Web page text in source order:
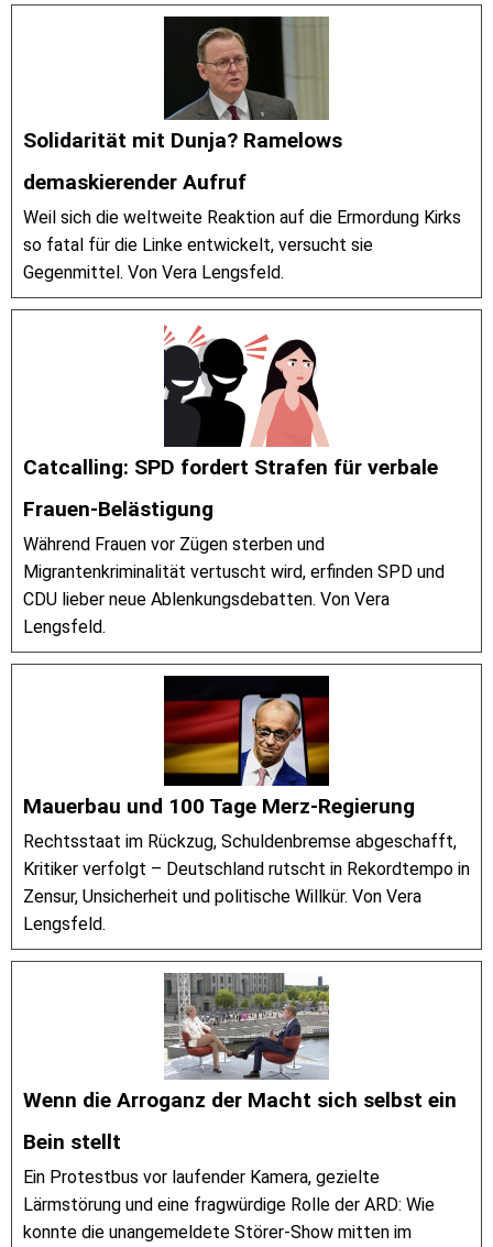
Solidarität mit Dunja? Ramelows
demaskierender Aufruf
Weil sich die weltweite Reaktion auf die Ermordung Kirks
so fatal für die Linke entwickelt, versucht sie
Gegenmittel. Von Vera Lengsfeld.
Catcalling: SPD fordert Strafen für verbale
Frauen-Belästigung
Während Frauen vor Zügen sterben und
Migrantenkriminalität vertuscht wird, erfinden SPD und
CDU lieber neue Ablenkungsdebatten. Von Vera
Lengsfeld.
Mauerbau und 100 Tage Merz-Regierung
Rechtsstaat im Rückzug, Schuldenbremse abgeschafft,
Kritiker verfolgt – Deutschland rutscht in Rekordtempo in
Zensur, Unsicherheit und politische Willkür. Von Vera
Lengsfeld.
Wenn die Arroganz der Macht sich selbst ein
Bein stellt
Ein Protestbus vor laufender Kamera, gezielte
Lärmstörung und eine fragwürdige Rolle der ARD: Wie
konnte die unangemeldete Störer-Show mitten im